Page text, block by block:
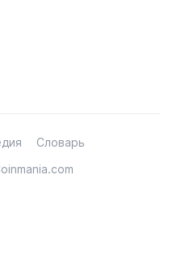
Словарь